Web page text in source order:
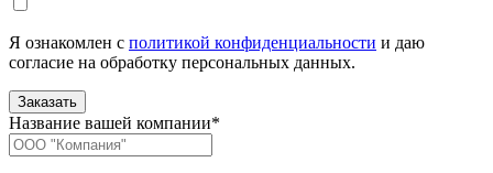
Я ознакомлен с политикой конфиденциальности и даю
согласие на обработку персональных данных.
Название вашей компании*